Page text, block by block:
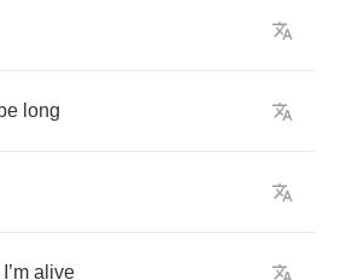
be long
’m alive